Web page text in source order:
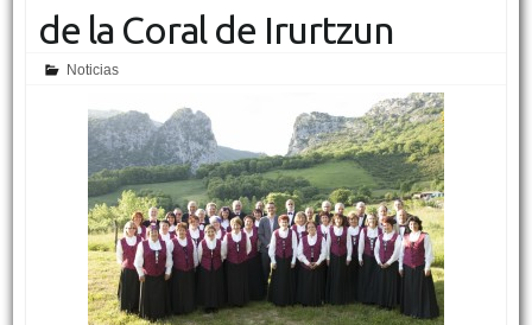
de la Coral de Irurtzun
Noticias